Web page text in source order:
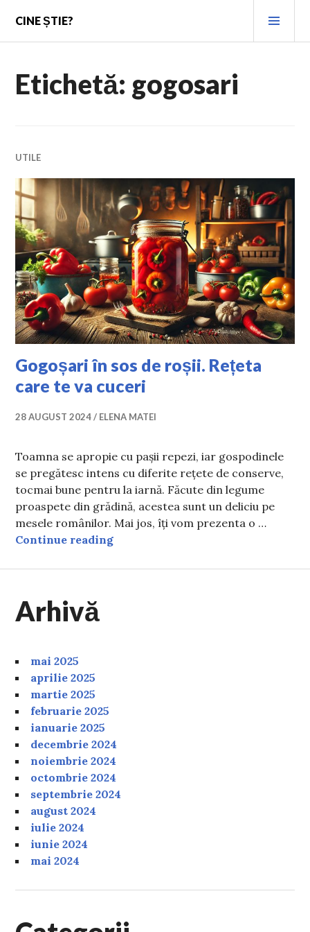
content
CINE ȘTIE?
Etichetă: gogosari
UTILE
Gogoșari în sos de roșii. Rețeta
care te va cuceri
28 AUGUST 2024 ELENA MATEI
Toamna se apropie cu pașii repezi, iar gospodinele
se pregătesc intens cu diferite rețete de conserve,
tocmai bune pentru la iarnă. Făcute din legume
proaspete din grădină, acestea sunt un deliciu pe
mesele românilor. Mai jos, îți vom prezenta o …
Continue readingGogoșari în sos de roșii. Rețeta
Arhivă
mai 2025
aprilie 2025
martie 2025
februarie 2025
ianuarie 2025
decembrie 2024
noiembrie 2024
octombrie 2024
septembrie 2024
august 2024
iulie 2024
iunie 2024
mai 2024